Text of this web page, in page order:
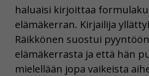
haluaisi kirjoittaa
elämäkerran. Kirjailija
Räikkönen suostui pyyntöön
elämäkerrasta ja että hän
mielellään jopa vaikeista